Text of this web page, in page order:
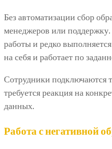
Без автоматизации сбор
менеджеров или
работы и редко
на себя и работает по
Сотрудники подключаются
требуется реакция на
данных.
Работа с негативной